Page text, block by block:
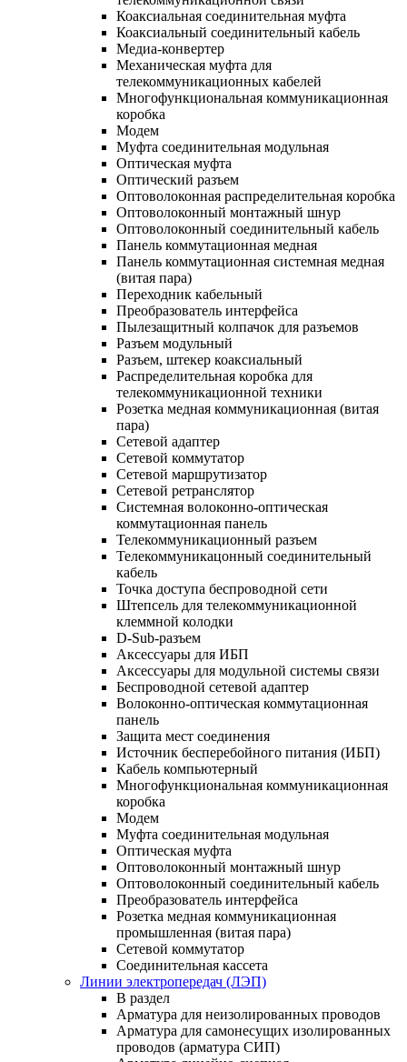
Коаксиальная соединительная муфта
Коаксиальный соединительный кабель
Медиа-конвертер
Механическая муфта для
телекоммуникационных кабелей
Многофункциональная коммуникационная
коробка
Модем
Муфта соединительная модульная
Оптическая муфта
Оптический разъем
Оптоволоконная распределительная коробка
Оптоволоконный монтажный шнур
Оптоволоконный соединительный кабель
Панель коммутационная медная
Панель коммутационная системная медная
(витая пара)
Переходник кабельный
Преобразователь интерфейса
Пылезащитный колпачок для разъемов
Разъем модульный
Разъем, штекер коаксиальный
Распределительная коробка для
телекоммуникационной техники
Розетка медная коммуникационная (витая
пара)
Сетевой адаптер
Сетевой коммутатор
Сетевой маршрутизатор
Сетевой ретранслятор
Системная волоконно-оптическая
коммутационная панель
Телекоммуникационный разъем
Телекоммуникацонный соединительный
кабель
Точка доступа беспроводной сети
Штепсель для телекоммуникационной
клеммной колодки
D-Sub-разъем
Аксессуары для ИБП
Аксессуары для модульной системы связи
Беспроводной сетевой адаптер
Волоконно-оптическая коммутационная
панель
Защита мест соединения
Источник бесперебойного питания (ИБП)
Кабель компьютерный
Многофункциональная коммуникационная
коробка
Модем
Муфта соединительная модульная
Оптическая муфта
Оптоволоконный монтажный шнур
Оптоволоконный соединительный кабель
Преобразователь интерфейса
Розетка медная коммуникационная
промышленная (витая пара)
Сетевой коммутатор
Соединительная кассета
Линии электропередач (ЛЭП)
В раздел
Арматура для неизолированных проводов
Арматура для самонесущих изолированных
проводов (арматура СИП)